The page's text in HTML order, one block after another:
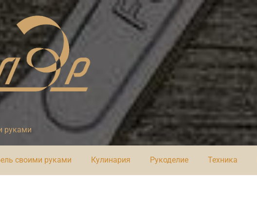
руками
своими руками Кулинария Рукоделие Техника